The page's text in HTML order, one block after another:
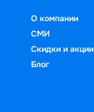
О компании
СМИ
Скидки и акции
Блог